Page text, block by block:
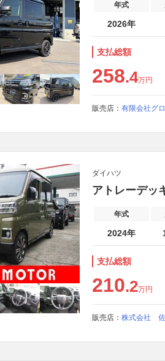
年式
2026年
支払総額
258.4万円
販売店： 有限会社グ
ダイハツ
アトレーデッ
年式
2024年
支払総額
210.2万円
販売店： 株式会社 佐